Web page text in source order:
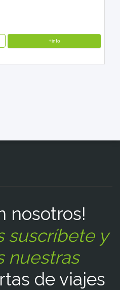
+info
nosotros!
suscríbete y
nuestras
de viajes